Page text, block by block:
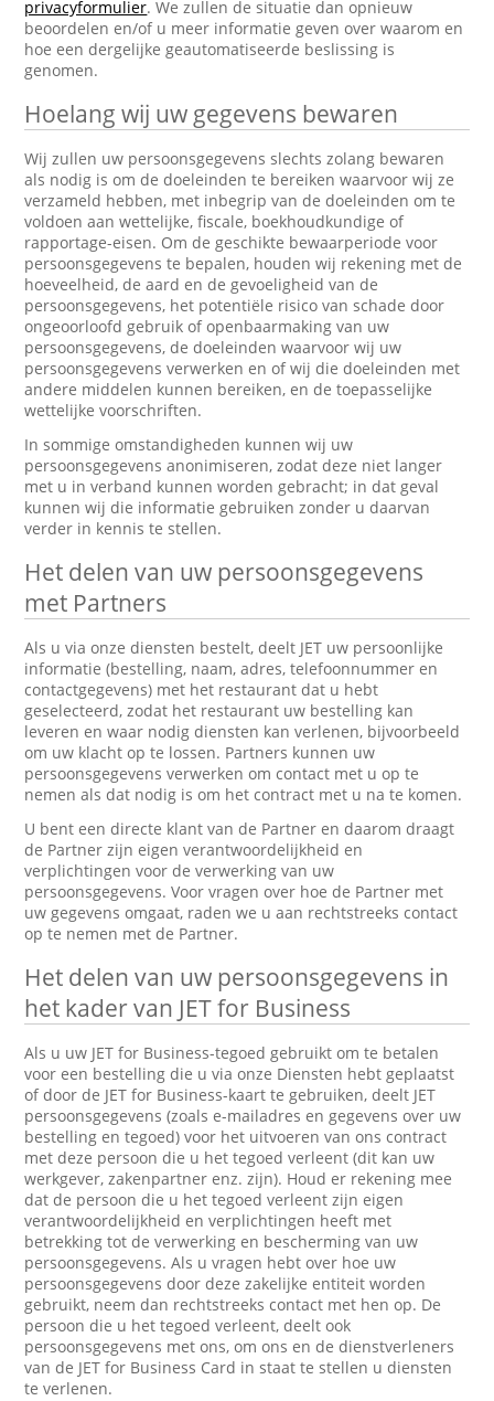
privacyformulier. We zullen de situatie dan opnieuw
beoordelen en/of u meer informatie geven over waarom en
hoe een dergelijke geautomatiseerde beslissing is
genomen.
Hoelang wij uw gegevens bewaren
Wij zullen uw persoonsgegevens slechts zolang bewaren
als nodig is om de doeleinden te bereiken waarvoor wij ze
verzameld hebben, met inbegrip van de doeleinden om te
voldoen aan wettelijke, fiscale, boekhoudkundige of
rapportage-eisen. Om de geschikte bewaarperiode voor
persoonsgegevens te bepalen, houden wij rekening met de
hoeveelheid, de aard en de gevoeligheid van de
persoonsgegevens, het potentiële risico van schade door
ongeoorloofd gebruik of openbaarmaking van uw
persoonsgegevens, de doeleinden waarvoor wij uw
persoonsgegevens verwerken en of wij die doeleinden met
andere middelen kunnen bereiken, en de toepasselijke
wettelijke voorschriften.
In sommige omstandigheden kunnen wij uw
persoonsgegevens anonimiseren, zodat deze niet langer
met u in verband kunnen worden gebracht; in dat geval
kunnen wij die informatie gebruiken zonder u daarvan
verder in kennis te stellen.
Het delen van uw persoonsgegevens
met Partners
Als u via onze diensten bestelt, deelt JET uw persoonlijke
informatie (bestelling, naam, adres, telefoonnummer en
contactgegevens) met het restaurant dat u hebt
geselecteerd, zodat het restaurant uw bestelling kan
leveren en waar nodig diensten kan verlenen, bijvoorbeeld
om uw klacht op te lossen. Partners kunnen uw
persoonsgegevens verwerken om contact met u op te
nemen als dat nodig is om het contract met u na te komen.
U bent een directe klant van de Partner en daarom draagt
de Partner zijn eigen verantwoordelijkheid en
verplichtingen voor de verwerking van uw
persoonsgegevens. Voor vragen over hoe de Partner met
uw gegevens omgaat, raden we u aan rechtstreeks contact
op te nemen met de Partner.
Het delen van uw persoonsgegevens in
het kader van JET for Business
Als u uw JET for Business-tegoed gebruikt om te betalen
voor een bestelling die u via onze Diensten hebt geplaatst
of door de JET for Business-kaart te gebruiken, deelt JET
persoonsgegevens (zoals e-mailadres en gegevens over uw
bestelling en tegoed) voor het uitvoeren van ons contract
met deze persoon die u het tegoed verleent (dit kan uw
werkgever, zakenpartner enz. zijn). Houd er rekening mee
dat de persoon die u het tegoed verleent zijn eigen
verantwoordelijkheid en verplichtingen heeft met
betrekking tot de verwerking en bescherming van uw
persoonsgegevens. Als u vragen hebt over hoe uw
persoonsgegevens door deze zakelijke entiteit worden
gebruikt, neem dan rechtstreeks contact met hen op. De
persoon die u het tegoed verleent, deelt ook
persoonsgegevens met ons, om ons en de dienstverleners
van de JET for Business Card in staat te stellen u diensten
te verlenen.